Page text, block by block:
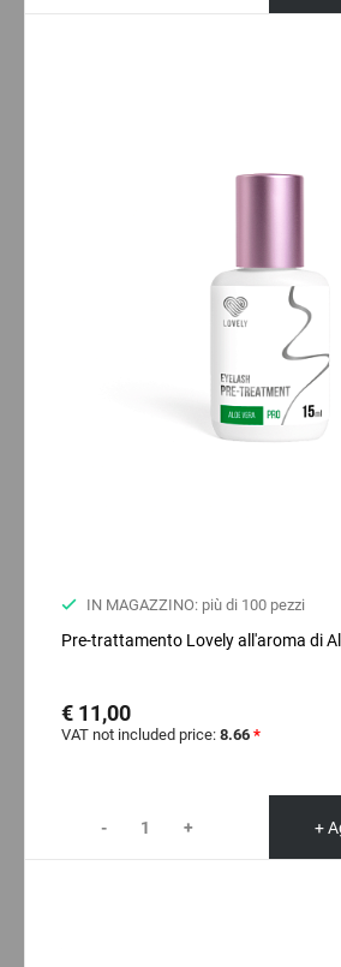
IN MAGAZZINO: più di 100 pezzi
Pre-trattamento Lovely all'aroma di
€ 11,00
VAT not included price: 8.66 *
- + +